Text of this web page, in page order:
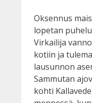
Oksennus
lopetan
Virkailija
kotiin ja
lausunnon
Sammutan
kohti